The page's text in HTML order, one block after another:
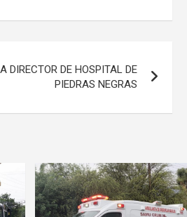
DIRECTOR DE HOSPITAL DE
PIEDRAS NEGRAS